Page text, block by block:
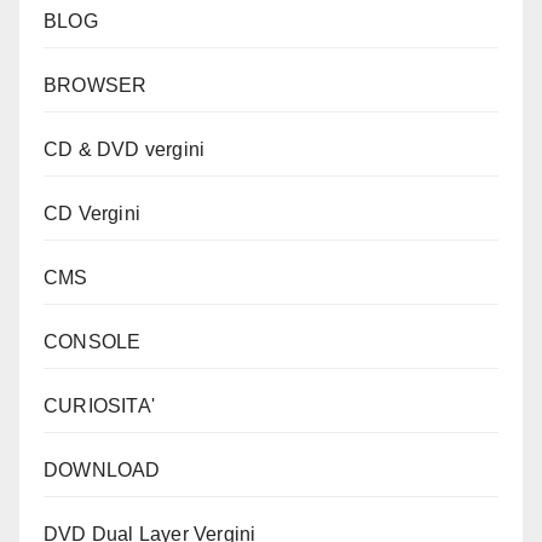
BLOG
BROWSER
CD & DVD vergini
CD Vergini
CMS
CONSOLE
CURIOSITA'
DOWNLOAD
DVD Dual Layer Vergini